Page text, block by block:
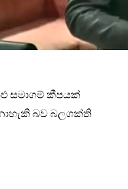
සමාගම් කීපයක්
බව බලශක්ති